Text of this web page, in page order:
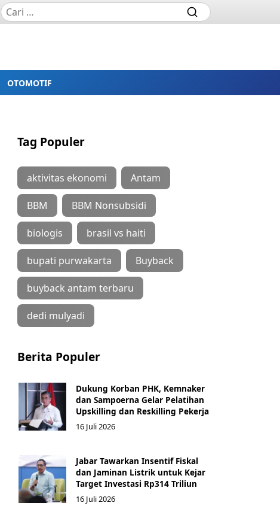
OTOMOTIF
Tag Populer
aktivitas ekonomi Antam
BBM BBM Nonsubsidi
biologis brasil vs haiti
bupati purwakarta Buyback
buyback antam terbaru
dedi mulyadi
Berita Populer
Dukung Korban PHK, Kemnaker
dan Sampoerna Gelar Pelatihan
Upskilling dan Reskilling Pekerja
16 Juli 2026
Jabar Tawarkan Insentif Fiskal
dan Jaminan Listrik untuk Kejar
Target Investasi Rp314 Triliun
16 Juli 2026